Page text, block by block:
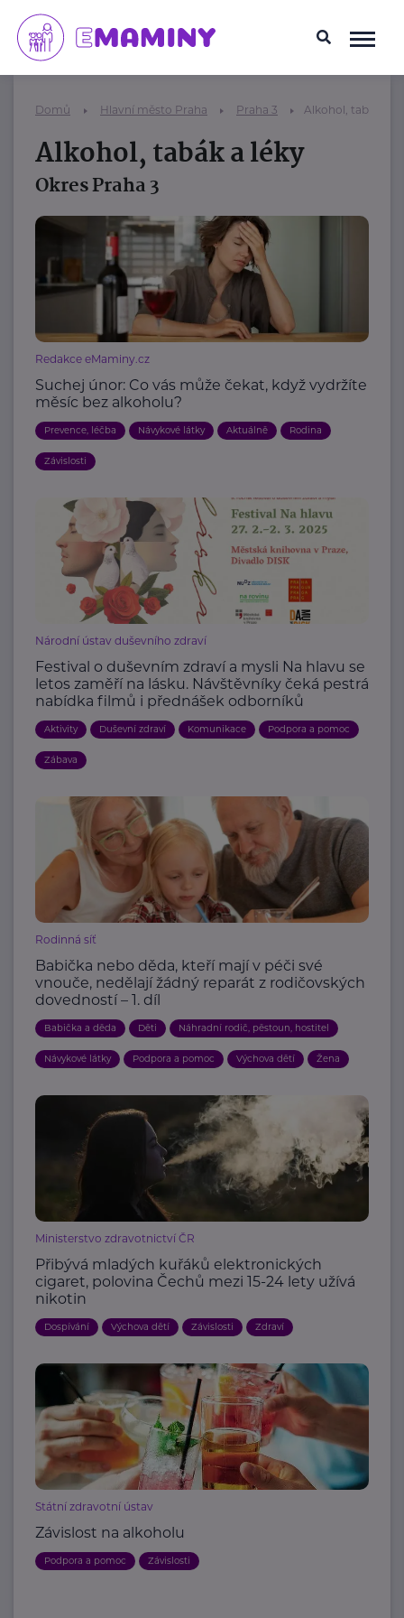
Domů Hlavní město Praha Praha 3 Alkohol, tabák a
Alkohol, tabák a léky
Okres Praha 3
Redakce eMaminy.cz
Suchej únor: Co vás může čekat, když vydržíte
měsíc bez alkoholu?
Prevence, léčba Návykové látky Aktuálně Rodina
Závislosti
Národní ústav duševního zdraví
Festival o duševním zdraví a mysli Na hlavu se
letos zaměří na lásku. Návštěvníky čeká pestrá
nabídka filmů i přednášek odborníků
Aktivity Duševní zdraví Komunikace Podpora a pomoc
Zábava
Rodinná síť
Babička nebo děda, kteří mají v péči své
vnouče, nedělají žádný reparát z rodičovských
dovedností – 1. díl
Babička a děda Děti Náhradní rodič, pěstoun, hostitel
Návykové látky Podpora a pomoc Výchova dětí Žena
Ministerstvo zdravotnictví ČR
Přibývá mladých kuřáků elektronických
cigaret, polovina Čechů mezi 15-24 lety užívá
nikotin
Dospívání Výchova dětí Závislosti Zdraví
Státní zdravotní ústav
Závislost na alkoholu
Podpora a pomoc Závislosti